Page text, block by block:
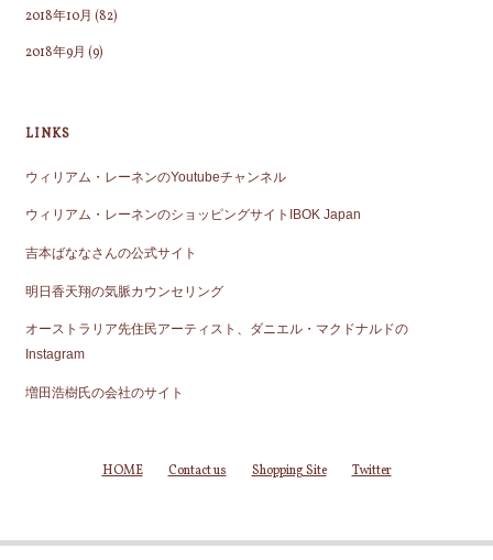
2018年10月 (82)
2018年9月 (9)
LINKS
ウィリアム・レーネンのYoutubeチャンネル
ウィリアム・レーネンのショッピングサイトIBOK Japan
吉本ばななさんの公式サイト
明日香天翔の気脈カウンセリング
オーストラリア先住民アーティスト、ダニエル・マクドナルドの
Instagram
増田浩樹氏の会社のサイト
HOME Contact us Shopping Site Twitter